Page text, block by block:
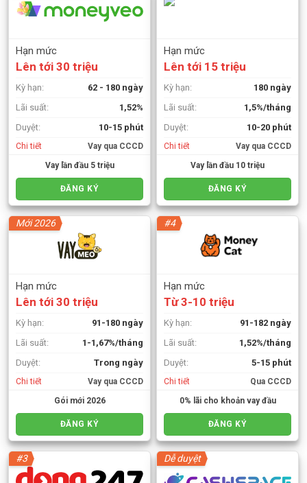
Hạn mức
Lên tới 30 triệu
Kỳ hạn:
62 - 180 ngày
Lãi suất:
1,52%
Duyệt:
10-15 phút
Chi tiết
Vay qua CCCD
Vay lần đầu 5 triệu
ĐĂNG KÝ
Hạn mức
Lên tới 15 triệu
Kỳ hạn:
180 ngày
Lãi suất:
1,5%/tháng
Duyệt:
10-20 phút
Chi tiết
Vay qua CCCD
Vay lần đầu 10 triệu
ĐĂNG KÝ
Mới 2026
Hạn mức
Lên tới 30 triệu
Kỳ hạn:
91-180 ngày
Lãi suất:
1-1,67%/tháng
Duyệt:
Trong ngày
Chi tiết
Vay qua CCCD
Gói mới 2026
ĐĂNG KÝ
#4
Hạn mức
Từ 3-10 triệu
Kỳ hạn:
91-182 ngày
Lãi suất:
1,52%/tháng
Duyệt:
5-15 phút
Chi tiết
Qua CCCD
0% lãi cho khoản vay đầu
ĐĂNG KÝ
#3 Dễ duyệt